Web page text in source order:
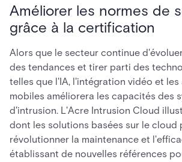
Améliorer les normes de
grâce à la certification
Alors que le secteur continue
des tendances et tirer parti des
telles que l'IA, l'intégration vidéo et
mobiles améliorera les capacités des
d'intrusion. L'Acre Intrusion Cloud
dont les solutions basées sur le cloud
révolutionner la maintenance et
établissant de nouvelles références